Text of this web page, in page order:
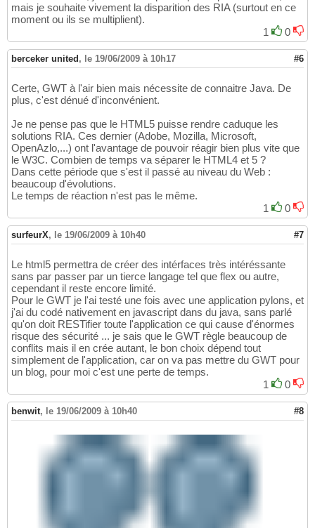
mais je souhaite vivement la disparition des RIA (surtout en ce
moment ou ils se multiplient).
1
0
berceker united , le 19/06/2009 à 10h17 #6
Certe, GWT à l'air bien mais nécessite de connaitre Java. De
plus, c'est dénué d'inconvénient.
Je ne pense pas que le HTML5 puisse rendre caduque les
solutions RIA. Ces dernier (Adobe, Mozilla, Microsoft,
OpenAzlo,...) ont l'avantage de pouvoir réagir bien plus vite que
le W3C. Combien de temps va séparer le HTML4 et 5 ?
Dans cette période que s'est il passé au niveau du Web :
beaucoup d'évolutions.
Le temps de réaction n'est pas le même.
1
0
surfeurX, le 19/06/2009 à 10h40 #7
Le html5 permettra de créer des intérfaces très intéréssante
sans par passer par un tierce langage tel que flex ou autre,
cependant il reste encore limité.
Pour le GWT je l'ai testé une fois avec une application pylons, et
j'ai du codé nativement en javascript dans du java, sans parlé
qu'on doit RESTifier toute l'application ce qui cause d'énormes
risque des sécurité ... je sais que le GWT règle beaucoup de
conflits mais il en crée autant, le bon choix dépend tout
simplement de l'application, car on va pas mettre du GWT pour
un blog, pour moi c'est une perte de temps.
1
0
benwit, le 19/06/2009 à 10h40 #8